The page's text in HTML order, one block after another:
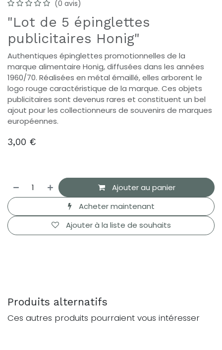
(0 avis)
"Lot de 5 épinglettes
publicitaires Honig"
Authentiques épinglettes promotionnelles de la
marque alimentaire Honig, diffusées dans les années
1960/70. Réalisées en métal émaillé, elles arborent le
logo rouge caractéristique de la marque. Ces objets
publicitaires sont devenus rares et constituent un bel
ajout pour les collectionneurs de souvenirs de marques
européennes.
3,00 €
Ajouter au panier
Acheter maintenant
Ajouter à la liste de souhaits
Produits alternatifs
Ces autres produits pourraient vous intéresser